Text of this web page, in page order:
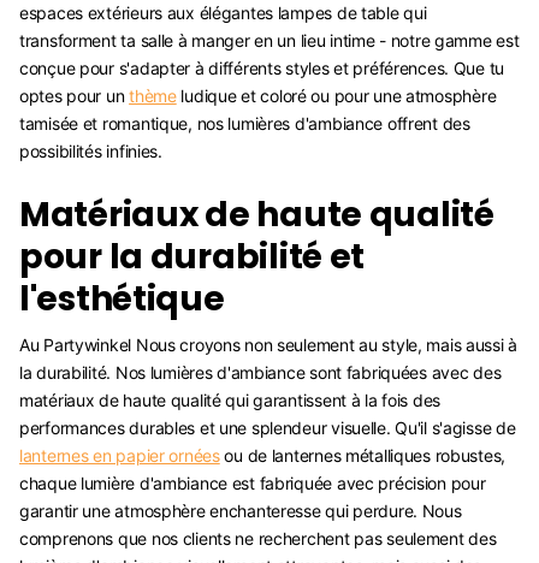
espaces extérieurs aux élégantes lampes de table qui
transforment ta salle à manger en un lieu intime - notre gamme est
conçue pour s'adapter à différents styles et préférences. Que tu
optes pour unthèmeludique et coloré ou pour une atmosphère
tamisée et romantique, nos lumières d'ambiance offrent des
possibilités infinies.
Matériaux de haute qualité
pour la durabilité et
l'esthétique
Au Partywinkel Nous croyons non seulement au style, mais aussi à
la durabilité. Nos lumières d'ambiance sont fabriquées avec des
matériaux de haute qualité qui garantissent à la fois des
performances durables et une splendeur visuelle. Qu'il s'agisse de
lanternes en papier ornéesou de lanternes métalliques robustes,
chaque lumière d'ambiance est fabriquée avec précision pour
garantir une atmosphère enchanteresse qui perdure. Nous
comprenons que nos clients ne recherchent pas seulement des